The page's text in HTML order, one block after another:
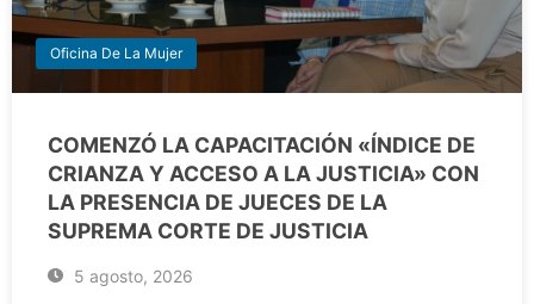
Oficina De La Mujer
COMENZÓ LA CAPACITACIÓN «ÍNDICE DE
CRIANZA Y ACCESO A LA JUSTICIA» CON
LA PRESENCIA DE JUECES DE LA
SUPREMA CORTE DE JUSTICIA
5 agosto, 2026